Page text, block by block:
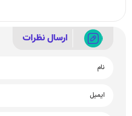
ارسال نظرات